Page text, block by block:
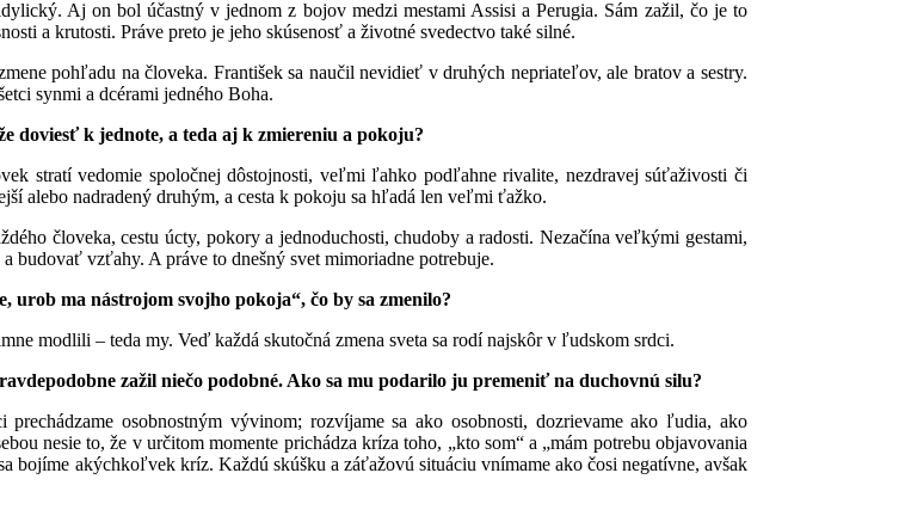
Aj on bol účastný v jednom z bojov medzi mestami Assisi a Perugia. Sám zažil, čo je to
a krutosti. Práve preto je jeho skúsenosť a životné svedectvo také silné.
pohľadu na človeka. František sa naučil nevidieť v druhých nepriateľov, ale bratov a sestry.
synmi a dcérami jedného Boha.
doviesť k jednote, a teda aj k zmiereniu a pokoju?
stratí vedomie spoločnej dôstojnosti, veľmi ľahko podľahne rivalite, nezdravej súťaživosti či
alebo nadradený druhým, a cesta k pokoju sa hľadá len veľmi ťažko.
človeka, cestu úcty, pokory a jednoduchosti, chudoby a radosti. Nezačína veľkými gestami,
budovať vzťahy. A práve to dnešný svet mimoriadne potrebuje.
urob ma nástrojom svojho pokoja“, čo by sa zmenilo?
modlili – teda my. Veď každá skutočná zmena sveta sa rodí najskôr v ľudskom srdci.
zažil niečo podobné. Ako sa mu podarilo ju premeniť na duchovnú silu?
osobnostným vývinom; rozvíjame sa ako osobnosti, dozrievame ako ľudia, ako
nesie to, že v určitom momente prichádza kríza toho, „kto som“ a „mám potrebu objavovania
bojíme akýchkoľvek kríz. Každú skúšku a záťažovú situáciu vnímame ako čosi negatívne, avšak